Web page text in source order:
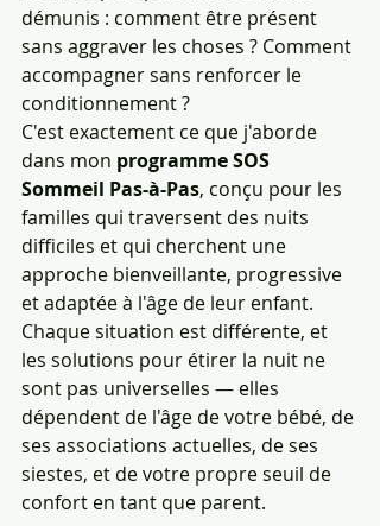
démunis : comment être présent
sans aggraver les choses ? Comment
accompagner sans renforcer le
conditionnement ?
C'est exactement ce que j'aborde
dans mon programme SOS
Sommeil Pas-à-Pas, conçu pour les
familles qui traversent des nuits
difficiles et qui cherchent une
approche bienveillante, progressive
et adaptée à l'âge de leur enfant.
Chaque situation est différente, et
les solutions pour étirer la nuit ne
sont pas universelles — elles
dépendent de l'âge de votre bébé, de
ses associations actuelles, de ses
siestes, et de votre propre seuil de
confort en tant que parent.